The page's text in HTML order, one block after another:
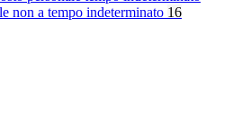
non a tempo indeterminato 16